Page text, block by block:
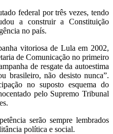
federal por três vezes, tendo
a construir a Constituição
no país.
vitoriosa de Lula em 2002,
de Comunicação no primeiro
de resgate da autoestima
brasileiro, não desisto nunca”.
no suposto esquema do
pelo Supremo Tribunal
serão sempre lembrados
política e social.